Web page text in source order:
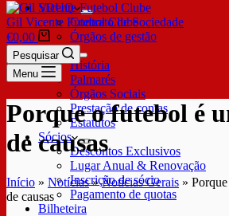
SDUQ
Contrato de Sociedade
Órgãos de gestão
Clube
História
Palmarés
Órgãos Sociais
Prestação de contas
Estatutos
Sócios
Descontos Exclusivos
Lugar Anual & Renovação
Inscrição de sócio
Pagamento de quotas
Bilheteira
Gil Vicente Futebol Clube
€0,00
Pesquisar
Menu
Porque o futebol é
de causas
Início » Notícias»Notícias Gerais »
de causas